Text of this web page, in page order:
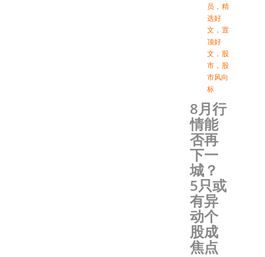
员 ， 精
选好
文 ， 置
顶好
文 ， 股
市 ， 股
市风向
标
8月行
情能
否再
下一
城？
5只或
有异
动个
股成
焦点